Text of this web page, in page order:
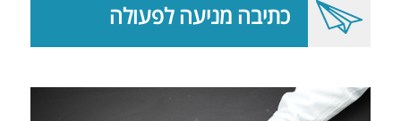
כתיבה מניעה לפעולה